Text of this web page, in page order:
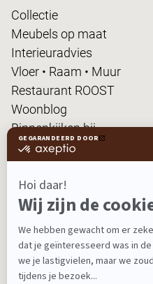
Collectie
Meubels op maat
Interieuradvies
Vloer • Raam • Muur
Restaurant ROOST
Woonblog
Binnenkijken bij...
FanPas
Ontvang nieuws, tips en